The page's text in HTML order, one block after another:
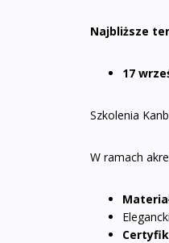
Najbliższe
17
Szkolenia
W ramach
Elegancki